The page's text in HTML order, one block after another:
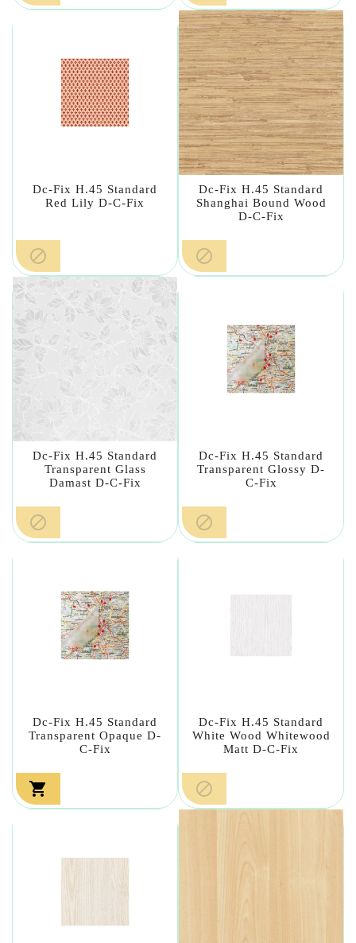
Dc-Fix H.45 Standard
Red Lily D-C-Fix

Dc-Fix H.45 Standard
Shanghai Bound Wood
D-C-Fix

Dc-Fix H.45 Standard
Transparent Glass
Damast D-C-Fix

Dc-Fix H.45 Standard
Transparent Glossy D-
C-Fix

Dc-Fix H.45 Standard
Transparent Opaque D-
C-Fix

Dc-Fix H.45 Standard
White Wood Whitewood
Matt D-C-Fix
